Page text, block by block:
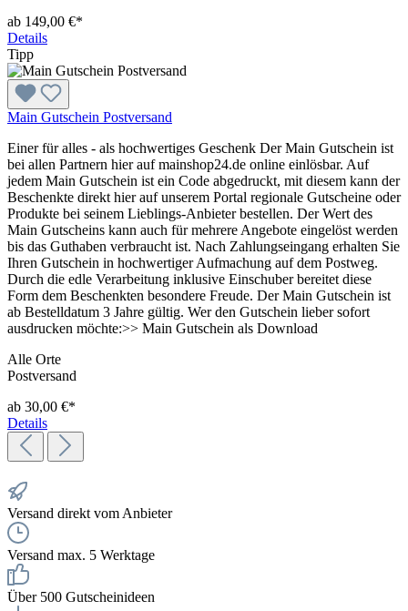
ab 149,00 €*
Details
Tipp
Main Gutschein Postversand
Einer für alles - als hochwertiges Geschenk Der Main Gutschein ist
bei allen Partnern hier auf mainshop24.de online einlösbar. Auf
jedem Main Gutschein ist ein Code abgedruckt, mit diesem kann der
Beschenkte direkt hier auf unserem Portal regionale Gutscheine oder
Produkte bei seinem Lieblings-Anbieter bestellen. Der Wert des
Main Gutscheins kann auch für mehrere Angebote eingelöst werden
bis das Guthaben verbraucht ist. Nach Zahlungseingang erhalten Sie
Ihren Gutschein in hochwertiger Aufmachung auf dem Postweg.
Durch die edle Verarbeitung inklusive Einschuber bereitet diese
Form dem Beschenkten besondere Freude. Der Main Gutschein ist
ab Bestelldatum 3 Jahre gültig. Wer den Gutschein lieber sofort
ausdrucken möchte:>> Main Gutschein als Download
Alle Orte
Postversand
ab 30,00 €*
Details
Versand direkt vom Anbieter
Versand max. 5 Werktage
Über 500 Gutscheinideen